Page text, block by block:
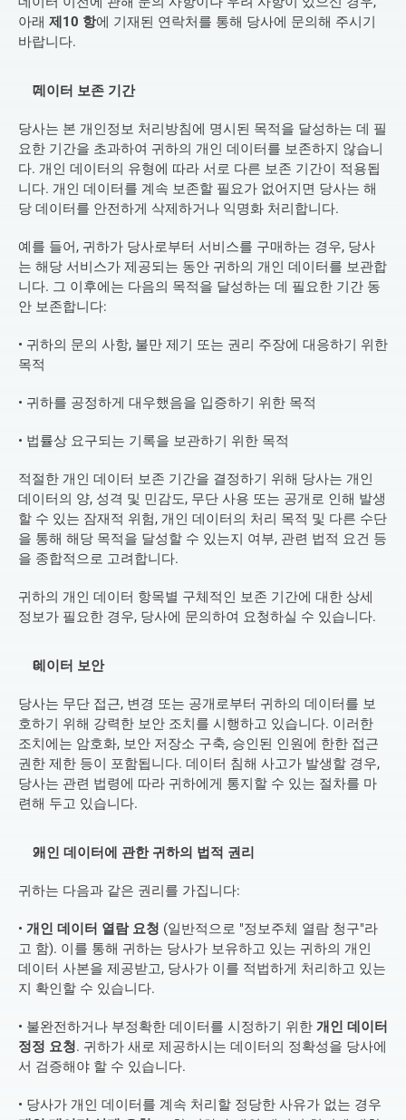
아래 제10 항에 기재된 연락처를 통해 당사에 문의해 주시기
바랍니다.
데이터 보존 기간
당사는 본 개인정보 처리방침에 명시된 목적을 달성하는 데 필
요한 기간을 초과하여 귀하의 개인 데이터를 보존하지 않습니
다. 개인 데이터의 유형에 따라 서로 다른 보존 기간이 적용됩
니다. 개인 데이터를 계속 보존할 필요가 없어지면 당사는 해
당 데이터를 안전하게 삭제하거나 익명화 처리합니다.
예를 들어, 귀하가 당사로부터 서비스를 구매하는 경우, 당사
는 해당 서비스가 제공되는 동안 귀하의 개인 데이터를 보관합
니다. 그 이후에는 다음의 목적을 달성하는 데 필요한 기간 동
안 보존합니다:
• 귀하의 문의 사항, 불만 제기 또는 권리 주장에 대응하기 위한
목적
• 귀하를 공정하게 대우했음을 입증하기 위한 목적
• 법률상 요구되는 기록을 보관하기 위한 목적
적절한 개인 데이터 보존 기간을 결정하기 위해 당사는 개인
데이터의 양, 성격 및 민감도, 무단 사용 또는 공개로 인해 발생
할 수 있는 잠재적 위험, 개인 데이터의 처리 목적 및 다른 수단
을 통해 해당 목적을 달성할 수 있는지 여부, 관련 법적 요건 등
을 종합적으로 고려합니다.
귀하의 개인 데이터 항목별 구체적인 보존 기간에 대한 상세
정보가 필요한 경우, 당사에 문의하여 요청하실 수 있습니다.
데이터 보안
당사는 무단 접근, 변경 또는 공개로부터 귀하의 데이터를 보
호하기 위해 강력한 보안 조치를 시행하고 있습니다. 이러한
조치에는 암호화, 보안 저장소 구축, 승인된 인원에 한한 접근
권한 제한 등이 포함됩니다. 데이터 침해 사고가 발생할 경우,
당사는 관련 법령에 따라 귀하에게 통지할 수 있는 절차를 마
련해 두고 있습니다.
개인 데이터에 관한 귀하의 법적 권리
귀하는 다음과 같은 권리를 가집니다:
• 개인 데이터 열람 요청 (일반적으로 "정보주체 열람 청구"라
고 함). 이를 통해 귀하는 당사가 보유하고 있는 귀하의 개인
데이터 사본을 제공받고, 당사가 이를 적법하게 처리하고 있는
지 확인할 수 있습니다.
• 불완전하거나 부정확한 데이터를 시정하기 위한 개인 데이터
정정 요청. 귀하가 새로 제공하시는 데이터의 정확성을 당사에
서 검증해야 할 수 있습니다.